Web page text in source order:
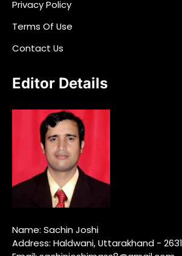
Privacy Policy
Terms Of Use
Contact Us
Editor Details
Name: Sachin Joshi
Address: Haldwani, Uttarakhand -